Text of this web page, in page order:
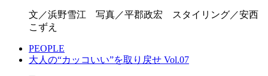
文／浜野雪江 写真／平郡政宏 スタイリング／安西
こずえ
PEOPLE
大人の“カッコいい”を取り戻せ Vol.07